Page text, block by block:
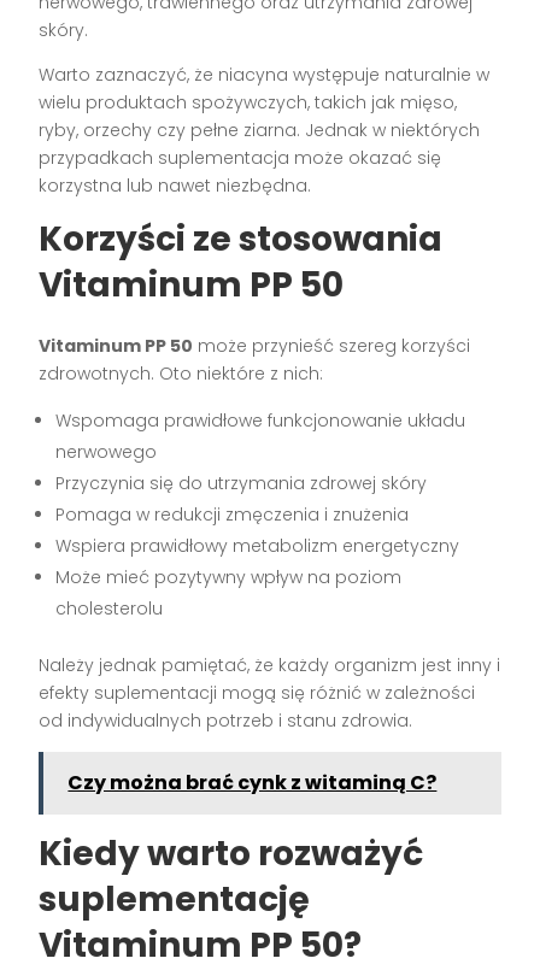
skóry.
Warto zaznaczyć, że niacyna występuje naturalnie w
wielu produktach spożywczych, takich jak mięso,
ryby, orzechy czy pełne ziarna. Jednak w niektórych
przypadkach suplementacja może okazać się
korzystna lub nawet niezbędna.
Korzyści ze stosowania
Vitaminum PP 50
Vitaminum PP 50 może przynieść szereg korzyści
zdrowotnych. Oto niektóre z nich:
Wspomaga prawidłowe funkcjonowanie układu
nerwowego
Przyczynia się do utrzymania zdrowej skóry
Pomaga w redukcji zmęczenia i znużenia
Wspiera prawidłowy metabolizm energetyczny
Może mieć pozytywny wpływ na poziom
cholesterolu
Należy jednak pamiętać, że każdy organizm jest inny i
efekty suplementacji mogą się różnić w zależności
od indywidualnych potrzeb i stanu zdrowia.
Czy można brać cynk z witaminą C?
Kiedy warto rozważyć
suplementację
Vitaminum PP 50?